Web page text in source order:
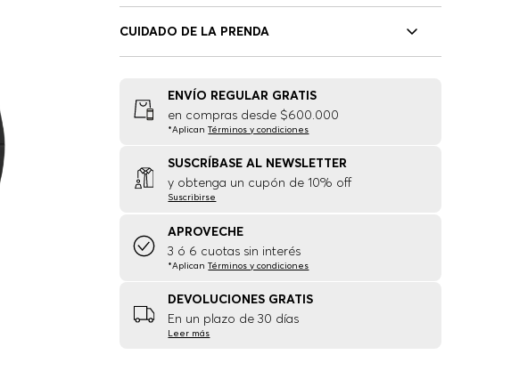
CUIDADO DE LA PRENDA
ENVÍO REGULAR GRATIS
en compras desde $600.000
*AplicanTérminos y condiciones
SUSCRÍBASE AL NEWSLETTER
y obtenga un cupón de 10% off
Suscribirse
APROVECHE
3 ó 6 cuotas sin interés
*AplicanTérminos y condiciones
DEVOLUCIONES GRATIS
En un plazo de 30 días
Leer más